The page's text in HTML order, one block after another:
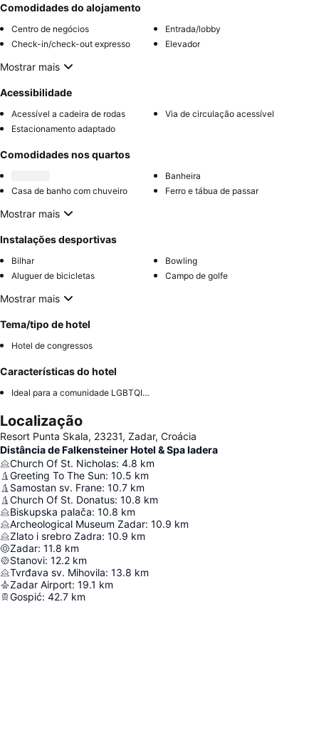
Comodidades do alojamento
Centro de negócios
Entrada/lobby
Check-in/check-out expresso
Elevador
Mostrar mais
Acessibilidade
Acessível a cadeira de rodas
Via de circulação acessível
Estacionamento adaptado
Comodidades nos quartos
Banheira
Casa de banho com chuveiro
Ferro e tábua de passar
Mostrar mais
Instalações desportivas
Bilhar
Bowling
Aluguer de bicicletas
Campo de golfe
Mostrar mais
Tema/tipo de hotel
Hotel de congressos
Características do hotel
Ideal para a comunidade LGBTQIA+
Localização
Resort Punta Skala, 23231, Zadar, Croácia
Distância de Falkensteiner Hotel & Spa Iadera
Church Of St. Nicholas: 4.8 km
Greeting To The Sun: 10.5 km
Samostan sv. Frane: 10.7 km
Church Of St. Donatus: 10.8 km
Biskupska palača: 10.8 km
Archeological Museum Zadar: 10.9 km
Zlato i srebro Zadra: 10.9 km
Zadar: 11.8 km
Stanovi: 12.2 km
Tvrđava sv. Mihovila: 13.8 km
Zadar Airport: 19.1 km
Gospić: 42.7 km